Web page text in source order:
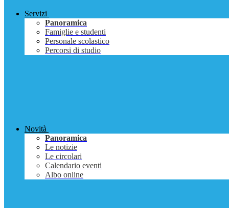
Servizi
Panoramica
Famiglie e studenti
Personale scolastico
Percorsi di studio
Novità
Panoramica
Le notizie
Le circolari
Calendario eventi
Albo online